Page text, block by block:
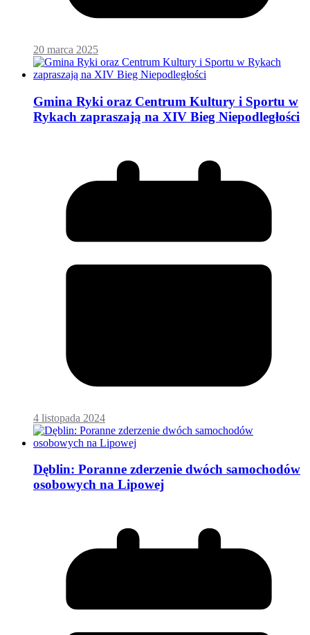
20 marca 2025
Gmina Ryki oraz Centrum Kultury i Sportu w
Rykach zapraszają na XIV Bieg Niepodległości
4 listopada 2024
Dęblin: Poranne zderzenie dwóch samochodów
osobowych na Lipowej